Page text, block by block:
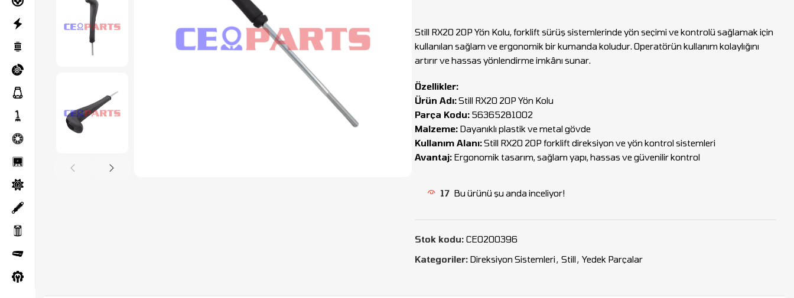
Still RX20 20P Yön Kolu, forklift sürüş sistemlerinde yön seçimi ve kontrolü sağlamak için
kullanılan sağlam ve ergonomik bir kumanda koludur. Operatörün kullanım kolaylığını
artırır ve hassas yönlendirme imkânı sunar.
Özellikler:
Ürün Adı:Still RX20 20P Yön Kolu
Parça Kodu: 56365281002
Malzeme: Dayanıklı plastik ve metal gövde
Kullanım Alanı:Still RX20 20P forklift direksiyon ve yön kontrol sistemleri
Avantaj: Ergonomik tasarım, sağlam yapı, hassas ve güvenilir kontrol
17 Bu ürünü şu anda inceliyor!
Stok kodu: CEO200396
Kategoriler: Direksiyon Sistemleri, Still, Yedek Parçalar